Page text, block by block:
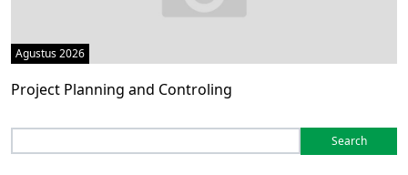
Agustus 2026
Project Planning and Controling
for: